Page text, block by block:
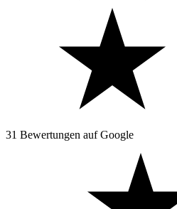
31 Bewertungen auf Google